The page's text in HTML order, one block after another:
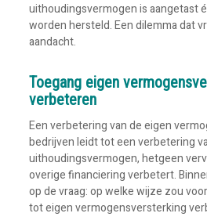
uithoudingsvermogen is aangetast
worden hersteld. Een dilemma dat
aandacht.
Toegang eigen
verbeteren
Een verbetering van de eigen
bedrijven leidt tot een verbetering
uithoudingsvermogen, hetgeen
overige financiering verbetert.
op de vraag: op welke wijze zou
tot eigen vermogensversterking